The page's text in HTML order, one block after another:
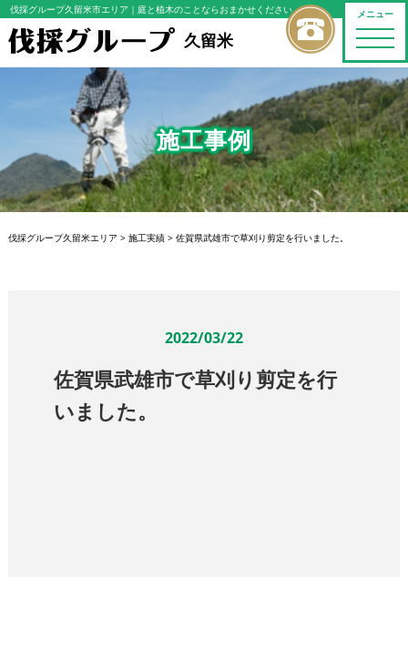
メニュー
toggle
伐採グループ久留米市エリア ｜庭と植木のことならおまかせください
久留米
施工事例
伐採グループ久留米エリア > 施工実績> 佐賀県武雄市で草刈り剪定を行いました。
2022/03/22
佐賀県武雄市で草刈り剪定を行
いました。